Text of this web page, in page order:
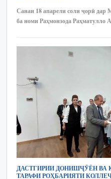
Санаи 18 апарели соли ҷорӣ
ба номи Раҳмонзода Раҳматулло
ДАСТГИРИИ ДОНИШҶӮЁН ВА
ТАРАФИ РОҲБАРИЯТИ